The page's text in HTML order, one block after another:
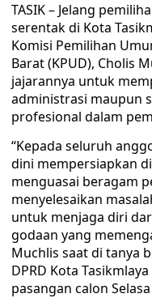
TASIK – Jelang
serentak di Kota
Komisi Pemilihan
Barat (KPUD), Cholis
jajarannya untuk
administrasi maupun
profesional dalam
“Kepada seluruh
dini mempersiapkan
menguasai beragam
menyelesaikan
untuk menjaga diri
godaan yang
Muchlis saat di tanya
DPRD Kota
pasangan calon